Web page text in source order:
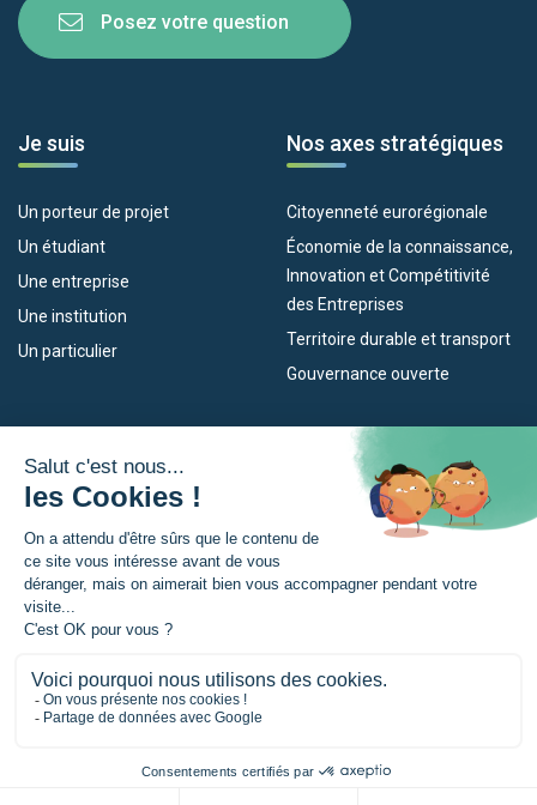
Posez votre question
Je suis
Un porteur de projet
Un étudiant
Une entreprise
Une institution
Un particulier
Nos axes stratégiques
Citoyenneté eurorégionale
Économie de la connaissance,
Innovation et Compétitivité
des Entreprises
Territoire durable et transport
Gouvernance ouverte
Empleo
Eskola Futura
Forma NAEN
TRANSFERMUGA-RREKIN
L’Eurorégion
Qu’est-ce que l’Eurorégion ?
Actualités
Espace presse
© Eurorégion Nouvelle-Aquitaine Euskadi Navarre |Mentions légales